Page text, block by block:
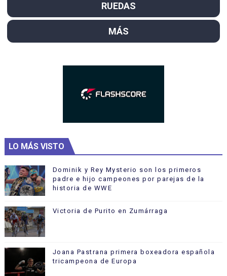
RUEDAS
MÁS
LO MÁS VISTO
Dominik y Rey Mysterio son los primeros
padre e hijo campeones por parejas de la
historia de WWE
Victoria de Purito en Zumárraga
Joana Pastrana primera boxeadora española
tricampeona de Europa